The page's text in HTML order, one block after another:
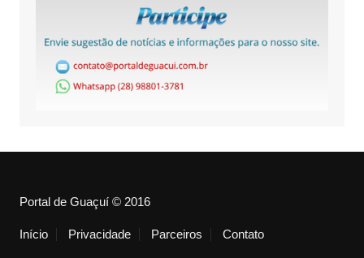
Portal de Guaçuí © 2016
Início Privacidade Parceiros Contato